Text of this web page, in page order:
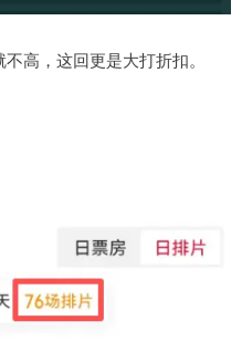
高，这回更是大打折扣。